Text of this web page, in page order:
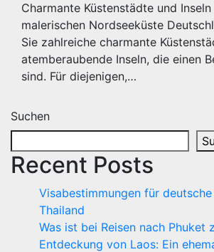
Charmante Küstenstädte und
malerischen Nordseeküste
Sie zahlreiche charmante
atemberaubende Inseln, die einen
sind. Für diejenigen,…
Suchen
Recent Posts
Visabestimmungen für
Thailand
Was ist bei Reisen nach Phuket
Entdeckung von Laos: Ein